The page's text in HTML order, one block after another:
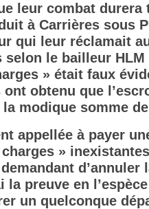
leur combat durera
à Carrières sous
qui leur réclamait
le bailleur HLM
» était faux
obtenu que
modique somme
appellée à payer
»
d’annuler
la preuve en
un quelconque